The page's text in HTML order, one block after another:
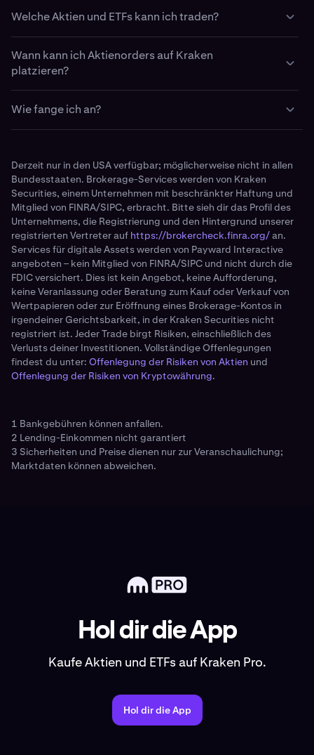
Aktienposition wieder in Aktien oder Krypto investieren.
Welche Aktien und ETFs kann ich traden?
von der NYSE, NASDAQ, AMEX und weiteren Börsen.
Wann kann ich Aktienorders auf Kraken
platzieren?
eine Aktienorder außerhalb der Marktzeiten einreichst,
wird sie in die Warteschlange versetzt und zu Beginn der
Wie fange ich an?
Derzeit nur in den USA verfügbar; möglicherweise nicht in allen
Bundesstaaten. Brokerage-Services werden von Kraken
Securities, einem Unternehmen mit beschränkter Haftung und
Mitglied von FINRA/SIPC, erbracht. Bitte sieh dir das Profil des
Unternehmens, die Registrierung und den Hintergrund unserer
registrierten Vertreter auf https://brokercheck.finra.org/an.
Services für digitale Assets werden von Payward Interactive
angeboten – kein Mitglied von FINRA/SIPC und nicht durch die
FDIC versichert. Dies ist kein Angebot, keine Aufforderung,
keine Veranlassung oder Beratung zum Kauf oder Verkauf von
Wertpapieren oder zur Eröffnung eines Brokerage-Kontos in
irgendeiner Gerichtsbarkeit, in der Kraken Securities nicht
registriert ist. Jeder Trade birgt Risiken, einschließlich des
Verlusts deiner Investitionen. Vollständige Offenlegungen
findest du unter: Offenlegung der Risiken von Aktien und
Offenlegung der Risiken von Kryptowährung.
1 Bankgebühren können anfallen.
2 Lending-Einkommen nicht garantiert
3 Sicherheiten und Preise dienen nur zur Veranschaulichung;
Marktdaten können abweichen.
Hol dir die App
Kaufe Aktien und ETFs auf Kraken Pro.
Hol dir die App